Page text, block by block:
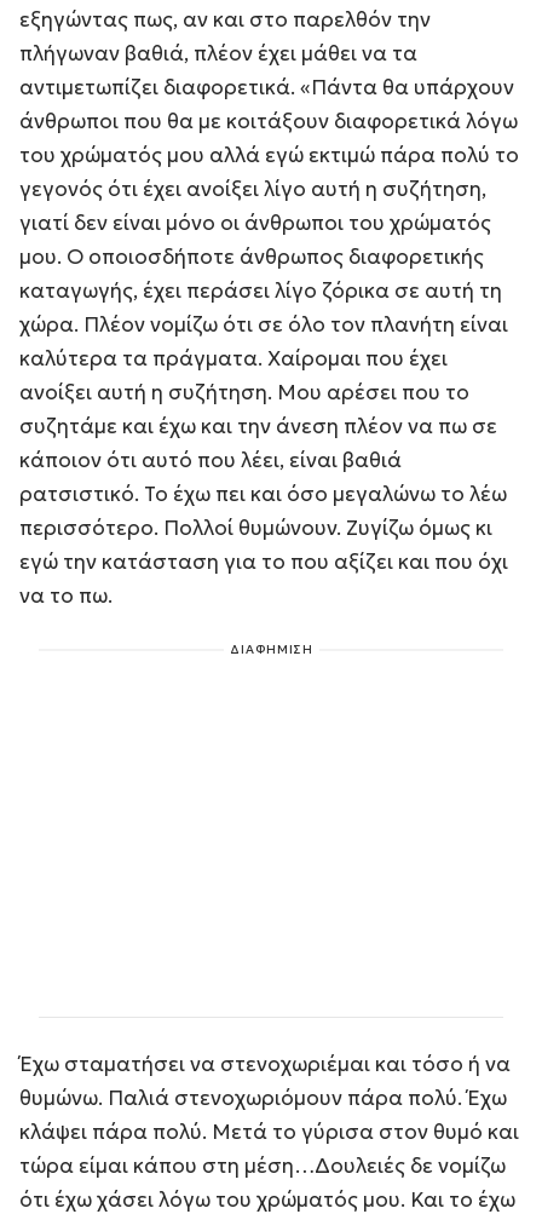
εξηγώντας πως, αν και στο παρελθόν την
πλήγωναν βαθιά, πλέον έχει μάθει να τα
αντιμετωπίζει διαφορετικά. «Πάντα θα υπάρχουν
άνθρωποι που θα με κοιτάξουν διαφορετικά λόγω
του χρώματός μου αλλά εγώ εκτιμώ πάρα πολύ το
γεγονός ότι έχει ανοίξει λίγο αυτή η συζήτηση,
γιατί δεν είναι μόνο οι άνθρωποι του χρώματός
μου. Ο οποιοσδήποτε άνθρωπος διαφορετικής
καταγωγής, έχει περάσει λίγο ζόρικα σε αυτή τη
χώρα. Πλέον νομίζω ότι σε όλο τον πλανήτη είναι
καλύτερα τα πράγματα. Χαίρομαι που έχει
ανοίξει αυτή η συζήτηση. Μου αρέσει που το
συζητάμε και έχω και την άνεση πλέον να πω σε
κάποιον ότι αυτό που λέει, είναι βαθιά
ρατσιστικό. Το έχω πει και όσο μεγαλώνω το λέω
περισσότερο. Πολλοί θυμώνουν. Ζυγίζω όμως κι
εγώ την κατάσταση για το που αξίζει και που όχι
να το πω.
ΔΙΑΦΗΜΙΣΗ
Έχω σταματήσει να στενοχωριέμαι και τόσο ή να
θυμώνω. Παλιά στενοχωριόμουν πάρα πολύ. Έχω
κλάψει πάρα πολύ. Μετά το γύρισα στον θυμό και
τώρα είμαι κάπου στη μέση…Δουλειές δε νομίζω
ότι έχω χάσει λόγω του χρώματός μου. Και το έχω